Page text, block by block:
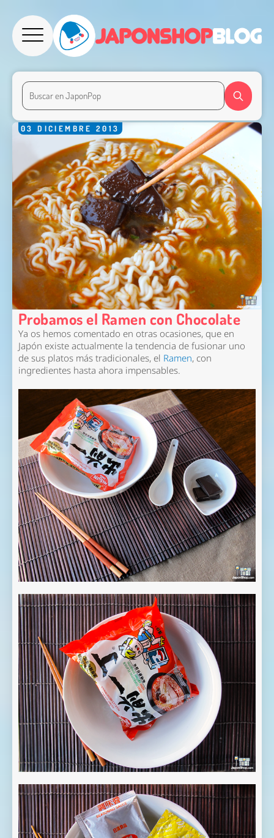
03 DICIEMBRE 2013
Probamos el Ramen con Chocolate
Ya os hemos comentado en otras ocasiones, que en
Japón existe actualmente la tendencia de fusionar uno
de sus platos más tradicionales, el Ramen, con
ingredientes hasta ahora impensables.